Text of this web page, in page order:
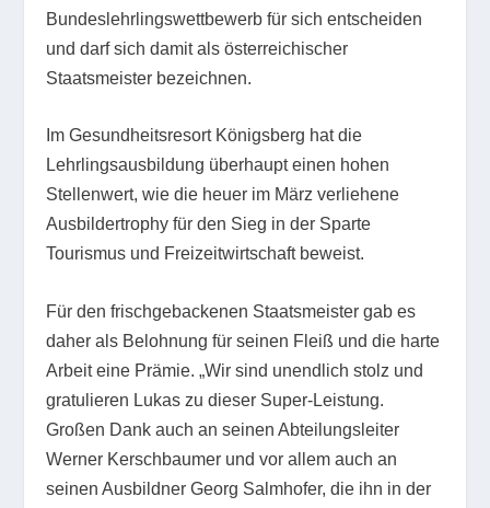
Bundeslehrlingswettbewerb für sich entscheiden
und darf sich damit als österreichischer
Staatsmeister bezeichnen.
Im Gesundheitsresort Königsberg hat die
Lehrlingsausbildung überhaupt einen hohen
Stellenwert, wie die heuer im März verliehene
Ausbildertrophy für den Sieg in der Sparte
Tourismus und Freizeitwirtschaft beweist.
Für den frischgebackenen Staatsmeister gab es
daher als Belohnung für seinen Fleiß und die harte
Arbeit eine Prämie. „Wir sind unendlich stolz und
gratulieren Lukas zu dieser Super-Leistung.
Großen Dank auch an seinen Abteilungsleiter
Werner Kerschbaumer und vor allem auch an
seinen Ausbildner Georg Salmhofer, die ihn in der